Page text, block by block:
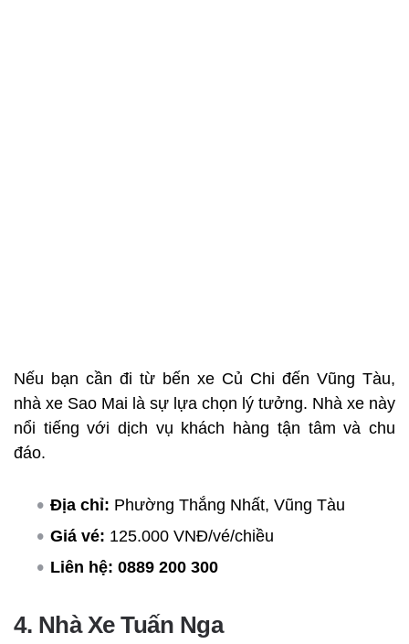
Nếu bạn cần đi từ bến xe Củ Chi đến Vũng Tàu,
nhà xe Sao Mai là sự lựa chọn lý tưởng. Nhà xe này
nổi tiếng với dịch vụ khách hàng tận tâm và chu
đáo.
Địa chỉ: Phường Thắng Nhất, Vũng Tàu
Giá vé: 125.000 VNĐ/vé/chiều
Liên hệ: 0889 200 300
4. Nhà Xe Tuấn Nga